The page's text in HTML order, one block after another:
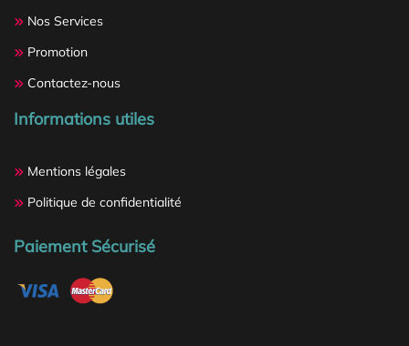
Nos Services
Promotion
Contactez-nous
Informations utiles
Mentions légales
Politique de confidentialité
Paiement Sécurisé